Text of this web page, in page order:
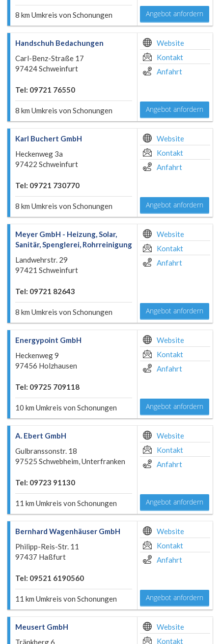
8 km Umkreis von Schonungen Angebot anfordern
Handschuh Bedachungen
Carl-Benz-Straße 17
97424 Schweinfurt
Tel: 09721 76550
8 km Umkreis von Schonungen
Website
Kontakt
Anfahrt
Angebot anfordern
Karl Buchert GmbH
Heckenweg 3a
97422 Schweinfurt
Tel: 09721 730770
8 km Umkreis von Schonungen
Website
Kontakt
Anfahrt
Angebot anfordern
Meyer GmbH - Heizung, Solar,
Sanitär, Spenglerei, Rohrreinigung
Landwehrstr. 29
97421 Schweinfurt
Tel: 09721 82643
8 km Umkreis von Schonungen
Website
Kontakt
Anfahrt
Angebot anfordern
Energypoint GmbH
Heckenweg 9
97456 Holzhausen
Tel: 09725 709118
10 km Umkreis von Schonungen
Website
Kontakt
Anfahrt
Angebot anfordern
A. Ebert GmbH
Gulbranssonstr. 18
97525 Schwebheim, Unterfranken
Tel: 09723 91130
11 km Umkreis von Schonungen
Website
Kontakt
Anfahrt
Angebot anfordern
Bernhard Wagenhäuser GmbH
Philipp-Reis-Str. 11
97437 Haßfurt
Tel: 09521 6190560
11 km Umkreis von Schonungen
Website
Kontakt
Anfahrt
Angebot anfordern
Meusert GmbH
Tränkberg 6
Website
Kontakt